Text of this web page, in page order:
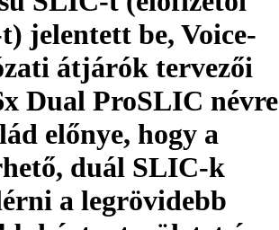
jelentett be, Voice-
átjárók tervezői
Dual ProSLIC névre
előnye, hogy a
duál SLIC-k
a legrövidebb